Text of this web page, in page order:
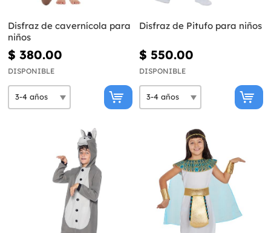
Disfraz de cavernícola para
niños
$ 380.00
DISPONIBLE
Disfraz de Pitufo para niños
$ 550.00
DISPONIBLE